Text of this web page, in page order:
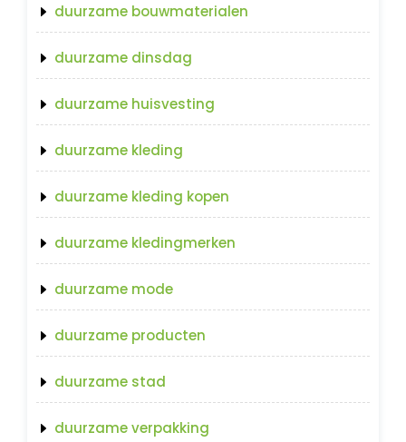
duurzame bouwmaterialen
duurzame dinsdag
duurzame huisvesting
duurzame kleding
duurzame kleding kopen
duurzame kledingmerken
duurzame mode
duurzame producten
duurzame stad
duurzame verpakking